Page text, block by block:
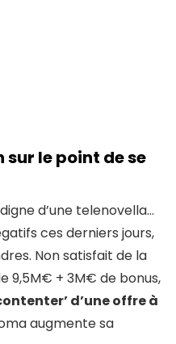
le point de se
d’une telenovella…
ces derniers jours,
Non satisfait de la
9,5M€ + 3M€ de bonus,
d’une offre à
augmente sa